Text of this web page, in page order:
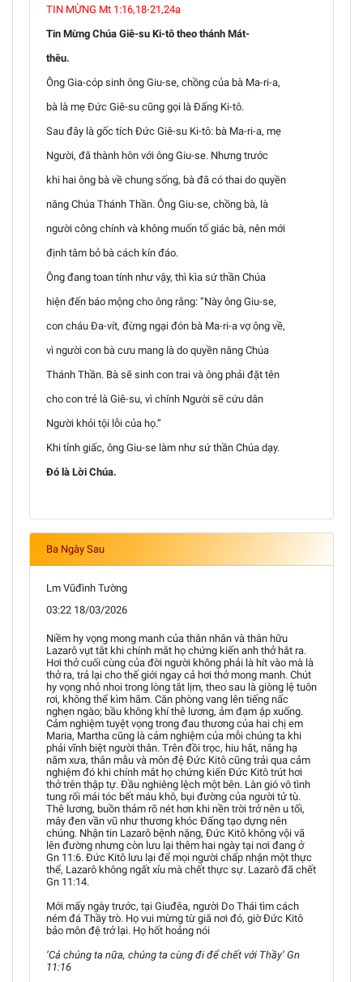
TIN MỪNG Mt 1:16,18-21,24a
Tin Mừng Chúa Giê-su Ki-tô theo thánh Mát-
thêu.
Ông Gia-cóp sinh ông Giu-se, chồng của bà Ma-ri-a,
bà là mẹ Đức Giê-su cũng gọi là Đấng Ki-tô.
Sau đây là gốc tích Đức Giê-su Ki-tô: bà Ma-ri-a, mẹ
Người, đã thành hôn với ông Giu-se. Nhưng trước
khi hai ông bà về chung sống, bà đã có thai do quyền
năng Chúa Thánh Thần. Ông Giu-se, chồng bà, là
người công chính và không muốn tố giác bà, nên mới
định tâm bỏ bà cách kín đáo.
Ông đang toan tính như vậy, thì kìa sứ thần Chúa
hiện đến báo mộng cho ông rằng: “Này ông Giu-se,
con cháu Đa-vít, đừng ngại đón bà Ma-ri-a vợ ông về,
vì người con bà cưu mang là do quyền năng Chúa
Thánh Thần. Bà sẽ sinh con trai và ông phải đặt tên
cho con trẻ là Giê-su, vì chính Người sẽ cứu dân
Người khỏi tội lỗi của họ.”
Khi tỉnh giấc, ông Giu-se làm như sứ thần Chúa dạy.
Đó là Lời Chúa.
Ba Ngày Sau
Lm Vũđình Tường
03:22 18/03/2026
Niềm hy vọng mong manh của thân nhân và thân hữu
Lazarô vụt tắt khi chính mắt họ chứng kiến anh thở hắt ra.
Hơi thở cuối cùng của đời người không phải là hít vào mà là
thở ra, trả lại cho thế giới ngay cả hơi thở mong manh. Chút
hy vọng nhỏ nhoi trong lòng tắt lịm, theo sau là giòng lệ tuôn
rơi, không thể kìm hãm. Căn phòng vang lên tiếng nấc
nghẹn ngào; bầu không khí thê lương, ảm đạm ập xuống.
Cảm nghiệm tuyệt vọng trong đau thương của hai chị em
Maria, Martha cũng là cảm nghiệm của mỗi chúng ta khi
phải vĩnh biệt người thân. Trên đồi trọc, hiu hắt, nắng hạ
năm xưa, thân mẫu và môn đệ Đức Kitô cũng trải qua cảm
nghiệm đó khi chính mắt họ chứng kiến Đức Kitô trút hơi
thở trên thập tự. Đầu nghiêng lệch một bên. Làn gió vô tình
tung rối mái tóc bết máu khô, bụi đường của người tử tù.
Thê lương, buồn thảm rõ nét hơn khi nền trời trở nên u tối,
mây đen vần vũ như thương khóc Đấng tạo dựng nên
chúng. Nhận tin Lazarô bệnh nặng, Đức Kitô không vội vã
lên đường nhưng còn lưu lại thêm hai ngày tại nơi đang ở
Gn 11:6. Đức Kitô lưu lại để mọi người chấp nhận một thực
thể, Lazarô không ngất xỉu mà chết thực sự. Lazarô đã chết
Gn 11:14.
Mới mấy ngày trước, tại Giuđêa, người Do Thái tìm cách
ném đá Thầy trò. Họ vui mừng từ giã nơi đó, giờ Đức Kitô
bảo môn đệ trở lại. Họ hốt hoảng nói
‘Cả chúng ta nữa, chúng ta cùng đi để chết với Thầy’ Gn
11:16